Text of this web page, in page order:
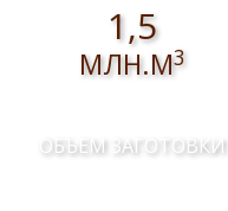
1,5
МЛН.М3
ОБЪЕМ ЗАГОТОВКИ